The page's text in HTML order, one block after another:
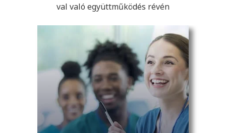
val való együttműködés révén